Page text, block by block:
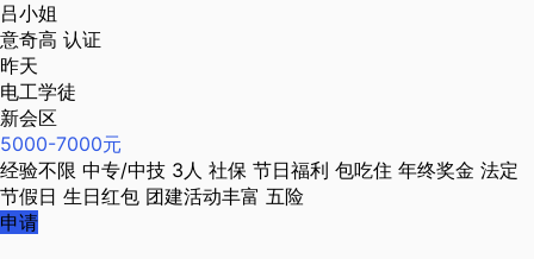
吕小姐
意奇高 认证
昨天
电工学徒
新会区
5000-7000元
经验不限 中专/中技 3人 社保 节日福利 包吃住 年终奖金 法定
节假日 生日红包 团建活动丰富 五险
申请